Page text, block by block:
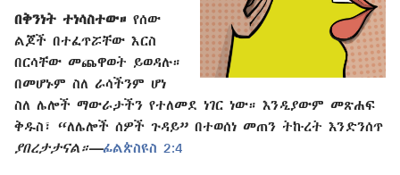
በቅንነት ተነሳስተው። የሰው
ልጆች በተፈጥሯቸው እርስ
በርሳቸው መጨዋወት ይወዳሉ።
በመሆኑም ስለ ራሳችንም ሆነ
ስለ ሌሎች ማውራታችን የተለመደ ነገር ነው። እንዲያውም መጽሐፍ
ቅዱስ፣ “ለሌሎች ሰዎች ጉዳይ” በተወሰነ መጠን ትኩረት እንድንሰጥ
ያበረታታናል።​—ፊልጵስዩስ 2:4